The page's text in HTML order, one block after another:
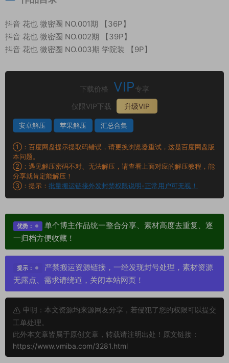
抖音 花也 微密圈 NO.001期 【36P】
抖音 花也 微密圈 NO.002期 【39P】
抖音 花也 微密圈 NO.003期 学院装 【9P】
下载价格 VIP 专享
仅限VIP下载
升级VIP
安卓解压 苹果解压 汇总合集
①：百度网盘提示提取码错误，请更换浏览器重试，这是百度网盘版
本问题。
②：遇见解压密码不对、无法解压，请查看上面对应的解压教程，能
分享就肯定能解压！
③：提示： 批量搬运链接外发封禁权限说明-正常用户可无视！
优势：
单个博主作品统一整合分享、素材高度去重复、逐
一归档方便收藏！
提示：
严禁搬运资源链接，一经发现封号处理，素材资源
无露点、需求请绕道，关闭本站网页！
申明：本文资源均来源网友分享，若侵犯了您的权限可以提交
工单处理。
此外本文章皆属于原创文章，转载请注明出处！原文链接：
https://www.vmiba.com/3281.html